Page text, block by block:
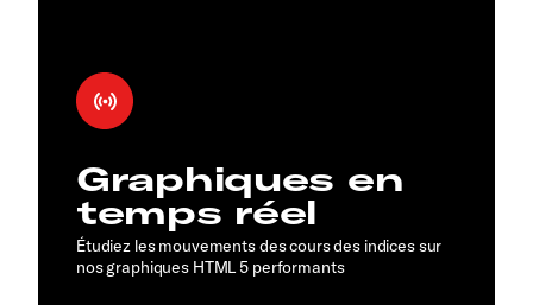
Graphiques en
temps réel
Étudiez les mouvements des cours des indices sur
nos graphiques HTML 5 performants